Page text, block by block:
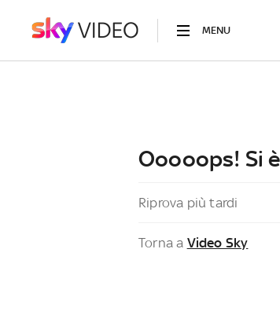
MENU
Ooooops! Si
Riprova più tardi
Torna a Video Sky